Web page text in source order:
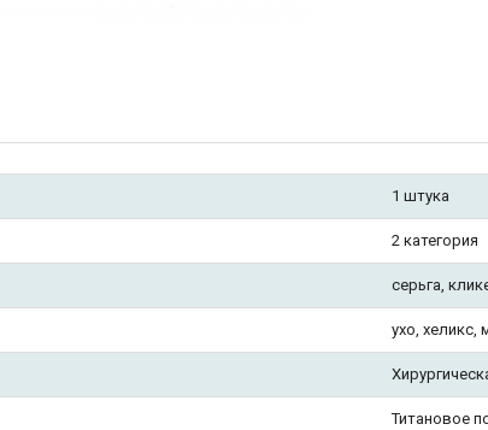
1 штука
2 категория
серьга,
ухо, хеликс,
Титановое